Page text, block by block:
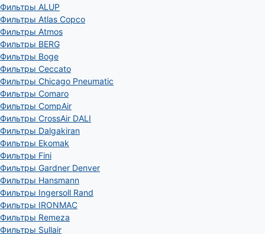
Фильтры ALUP
Фильтры Atlas Copco
Фильтры Atmos
Фильтры BERG
Фильтры Boge
Фильтры Ceccato
Фильтры Chicago Pneumatic
Фильтры Comaro
Фильтры CompAir
Фильтры CrossAir DALI
Фильтры Dalgakiran
Фильтры Ekomak
Фильтры Fini
Фильтры Gardner Denver
Фильтры Hansmann
Фильтры Ingersoll Rand
Фильтры IRONMAC
Фильтры Remeza
Фильтры Sullair